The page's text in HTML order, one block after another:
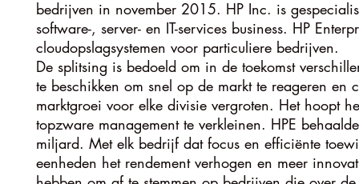
bedrijven in november 2015. HP Inc. is
software-, server- en IT-services business. HP
cloudopslagsystemen voor particuliere bedrijven.
De splitsing is bedoeld om in de toekomst
te beschikken om snel op de markt te reageren
marktgroei voor elke divisie vergroten. Het hoopt
topzware management te verkleinen. HPE
miljard. Met elk bedrijf dat focus en efficiënte
eenheden het rendement verhogen en meer